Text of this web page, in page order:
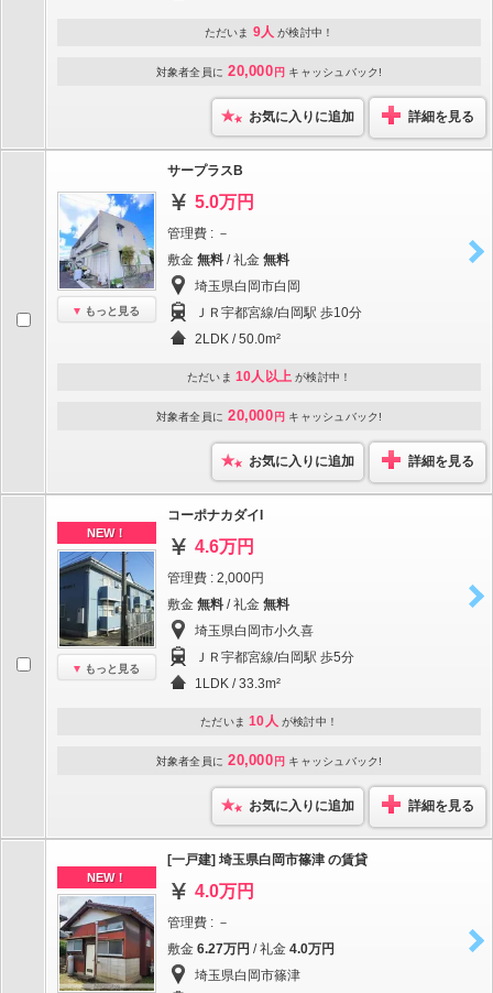
ただいま 9人 が検討中！
対象者全員に 20,000 円 キャッシュバック!
お気に入りに追加 詳細を見る
もっと見る
サープラスB
5.0万円
管理費 : －
敷金 無料 / 礼金 無料
埼玉県白岡市白岡
ＪＲ宇都宮線/白岡駅 歩10分
2LDK / 50.0m²
ただいま 10人以上 が検討中！
対象者全員に 20,000 円 キャッシュバック!
お気に入りに追加 詳細を見る
NEW！
もっと見る
コーポナカダイI
4.6万円
管理費 : 2,000円
敷金 無料 / 礼金 無料
埼玉県白岡市小久喜
ＪＲ宇都宮線/白岡駅 歩5分
1LDK / 33.3m²
ただいま 10人 が検討中！
対象者全員に 20,000 円 キャッシュバック!
お気に入りに追加 詳細を見る
NEW！
[一戸建] 埼玉県白岡市篠津 の賃貸
4.0万円
管理費 : －
敷金 6.27万円 / 礼金 4.0万円
埼玉県白岡市篠津